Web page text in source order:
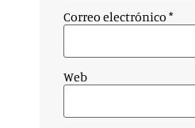
Correo electrónico *
Web